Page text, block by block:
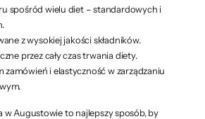
spośród wielu diet – standardowych i
z wysokiej jakości składników.
przez cały czas trwania diety.
i elastyczność w zarządzaniu
w Augustowie to najlepszy sposób, by